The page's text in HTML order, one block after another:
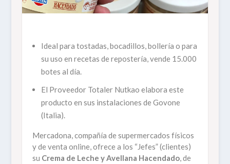
Ideal para tostadas, bocadillos, bollería o para
su uso en recetas de repostería, vende 15.000
botes al día.
El Proveedor Totaler Nutkao elabora este
producto en sus instalaciones de Govone
(Italia).
Mercadona, compañía de supermercados físicos
y de venta online, ofrece a los “Jefes” (clientes)
su Crema de Leche y Avellana Hacendado, de